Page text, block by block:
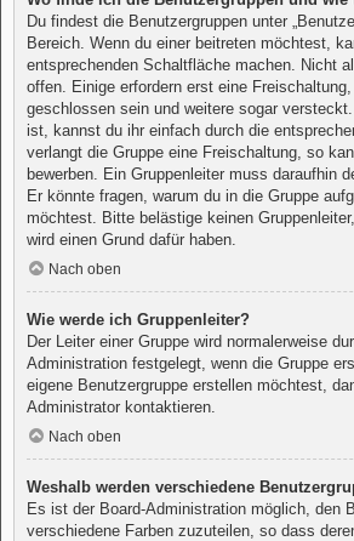
Du findest die Benutzergruppen unter
Bereich. Wenn du einer beitreten möchtest,
entsprechenden Schaltfläche machen. Nicht
offen. Einige erfordern erst eine
geschlossen sein und weitere sogar
ist, kannst du ihr einfach durch die
verlangt die Gruppe eine Freischaltung, so
bewerben. Ein Gruppenleiter muss daraufhin
Er könnte fragen, warum du in die Gruppe
möchtest. Bitte belästige keinen
wird einen Grund dafür haben.
Nach oben
Wie werde ich Gruppenleiter?
Der Leiter einer Gruppe wird normalerweise
Administration festgelegt, wenn die Gruppe
eigene Benutzergruppe erstellen möchtest,
Administrator kontaktieren.
Nach oben
Weshalb werden verschiedene
Es ist der Board-Administration möglich, den
verschiedene Farben zuzuteilen, so dass